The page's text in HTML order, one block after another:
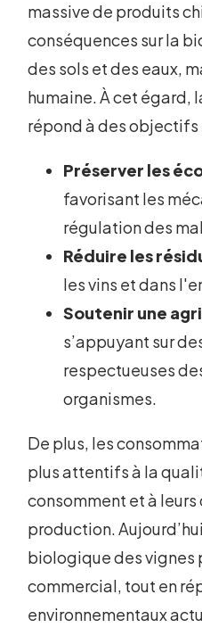
massive de produits
conséquences sur la
des sols et des eaux,
humaine. À cet égard,
répond à des objectifs
Préserver les
favorisant les
régulation des
Réduire les
les vins et dans
Soutenir une
s’appuyant sur
respectueuses
organismes.
De plus, les
plus attentifs à la
consomment et à
production.
biologique des vignes
commercial, tout en
environnementaux